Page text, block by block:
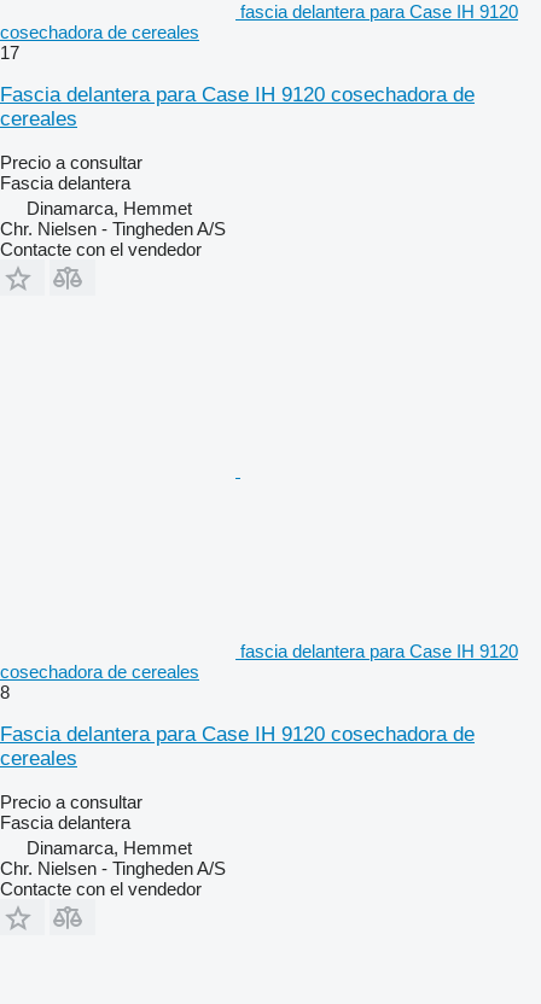
fascia delantera para Case IH 9120
cosechadora de cereales
17
Fascia delantera para Case IH 9120 cosechadora de
cereales
Precio a consultar
Fascia delantera
Dinamarca, Hemmet
Chr. Nielsen - Tingheden A/S
Contacte con el vendedor
fascia delantera para Case IH 9120
cosechadora de cereales
8
Fascia delantera para Case IH 9120 cosechadora de
cereales
Precio a consultar
Fascia delantera
Dinamarca, Hemmet
Chr. Nielsen - Tingheden A/S
Contacte con el vendedor